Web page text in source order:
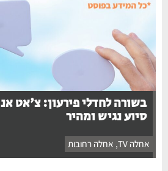
בשורה לחדלי פירעון: צ'אט
סיוע נגיש ומהיר
אחלה TV ,אחלה רחובות